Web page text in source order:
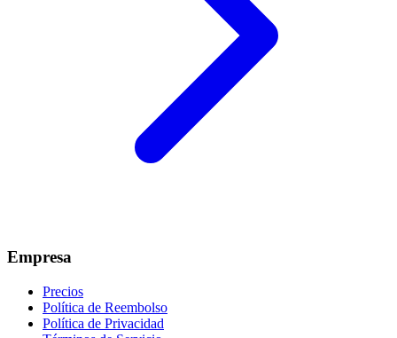
Empresa
Precios
Política de Reembolso
Política de Privacidad